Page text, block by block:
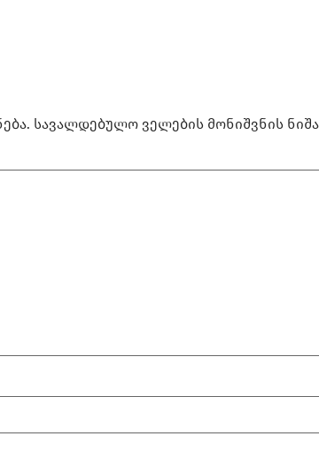
სავალდებულო ველების მონიშვნის